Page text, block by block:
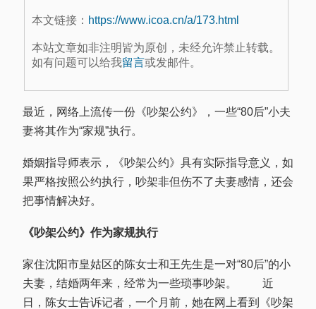
本文链接： https://www.icoa.cn/a/173.html
本站文章如非注明皆为原创，未经允许禁止转载。
如有问题可以给我留言或发邮件。
最近，网络上流传一份《吵架公约》，一些“80后”小夫
妻将其作为“家规”执行。
婚姻指导师表示，《吵架公约》具有实际指导意义，如
果严格按照公约执行，吵架非但伤不了夫妻感情，还会
把事情解决好。
《吵架公约》作为家规执行
家住沈阳市皇姑区的陈女士和王先生是一对“80后”的小
夫妻，结婚两年来，经常为一些琐事吵架。 近
日，陈女士告诉记者，一个月前，她在网上看到《吵架